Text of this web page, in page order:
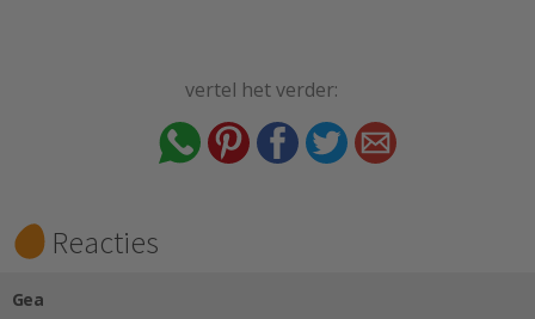
vertel het verder:
Reacties
Gea